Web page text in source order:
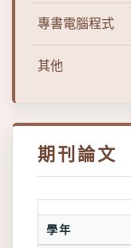
專書電腦程式
其他
期刊論文
學年